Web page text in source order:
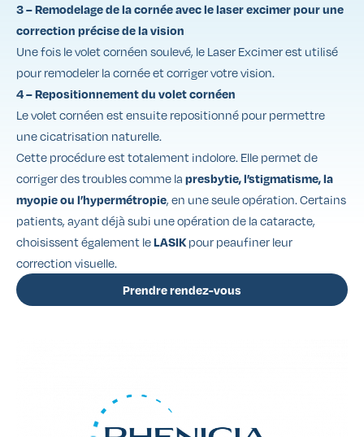
3 – Remodelage de la cornée avec le laser excimer pour une
correction précise de la vision
Une fois le volet cornéen soulevé, le Laser Excimer est utilisé
pour remodeler la cornée et corriger votre vision.
4 – Repositionnement du volet cornéen
Le volet cornéen est ensuite repositionné pour permettre
une cicatrisation naturelle.
Cette procédure est totalement indolore. Elle permet de
corriger des troubles comme la presbytie, l’stigmatisme, la
myopie ou l’hypermétropie, en une seule opération. Certains
patients, ayant déjà subi une opération de la cataracte,
choisissent également leLASIKpour peaufiner leur
correction visuelle.
Prendre rendez-vous